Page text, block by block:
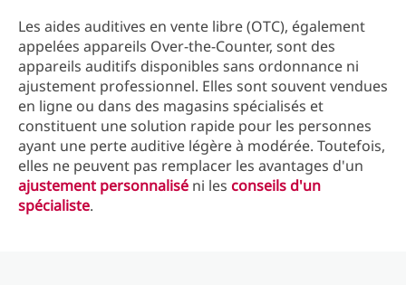
Les aides auditives en vente libre (OTC), également
appelées appareils Over-the-Counter, sont des
appareils auditifs disponibles sans ordonnance ni
ajustement professionnel. Elles sont souvent vendues
en ligne ou dans des magasins spécialisés et
constituent une solution rapide pour les personnes
ayant une perte auditive légère à modérée. Toutefois,
elles ne peuvent pas remplacer les avantages d'un
ajustement personnalisé ni les conseils d'un
spécialiste.